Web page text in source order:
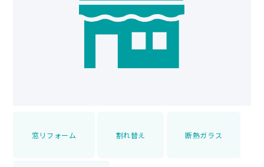
窓リフォーム 割れ替え 断熱ガラス